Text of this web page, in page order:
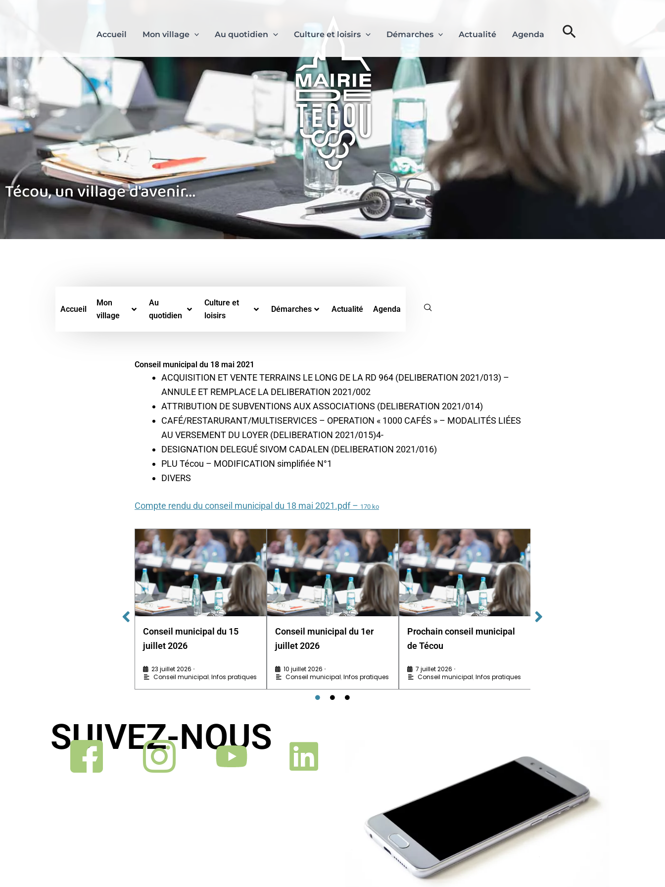
Accueil Mon village Au quotidien Culture et loisirs Démarches Actualité Agenda Rechercher
Técou, un village d'avenir...
Accueil
Mon
village
Au
quotidien
Culture et
loisirs
Démarches Actualité Agenda
Conseil municipal du 18 mai 2021
ACQUISITION ET VENTE TERRAINS LE LONG DE LA RD 964 (DELIBERATION 2021/013) –
ANNULE ET REMPLACE LA DELIBERATION 2021/002
ATTRIBUTION DE SUBVENTIONS AUX ASSOCIATIONS (DELIBERATION 2021/014)
CAFÉ/RESTARURANT/MULTISERVICES – OPERATION « 1000 CAFÉS » – MODALITÉS LIÉES
AU VERSEMENT DU LOYER (DELIBERATION 2021/015)4-
DESIGNATION DELEGUÉ SIVOM CADALEN (DELIBERATION 2021/016)
PLU Técou – MODIFICATION simplifiée N°1
DIVERS
Compte rendu du conseil municipal du 18 mai 2021.pdf – 170 ko
Conseil municipal du 15
juillet 2026
23 juillet 2026 •
Conseil municipal,Infos pratiques
Conseil municipal du 1er
juillet 2026
10 juillet 2026 •
Conseil municipal,Infos pratiques
Prochain conseil municipal
de Técou
7 juillet 2026 •
Conseil municipal,Infos pratiques
SUIVEZ-NOUS